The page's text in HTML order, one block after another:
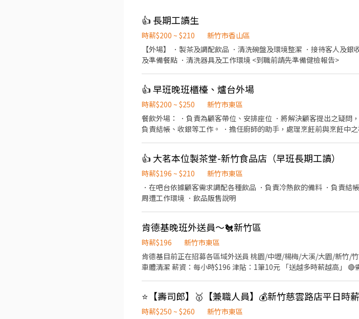
👍 長期工讀生
時薪$200 ~ $210
新竹市香山區
【外場】 ．製茶及調配飲品 ．清洗碗盤及環境整潔 ．接待客人及
及準備餐點 ．清洗器具及工作環境 <到職前請先準備健檢報告>
👍 早班晚班櫃檯、爐台外場
時薪$200 ~ $250
新竹市東區
餐飲外場： ．負責為顧客帶位、安排座位 ．將解決顧客提出之疑問
負責結帳、收銀等工作。 ．擔任廚師的助手，處理烹飪前與烹飪中
👍 大茗本位製茶堂-新竹食品店（早班長期工讀）
時薪$196 ~ $210
新竹市東區
．在吧台依據顧客需求調配各種飲品 ．負責冷熱飲的備料 ．負責
周遭工作環境 ．飲品販售說明
肯德基晚班外送員～🐔新竹區
時薪$196
新竹市東區
肯德基目前正在招募各區域外送員 桃園/中壢/楊梅/大溪/大園/新竹/竹北/大竹 外送員享有基本薪資 工作內容：送餐
車體清潔 薪資：每小時$196 津貼：1筆10元 「送越多時薪越高」 🔴需配合假日排班 🔴騎公司車，機車保養公司負責 🔴需自費體
時薪$250 ~ $260
新竹市東區